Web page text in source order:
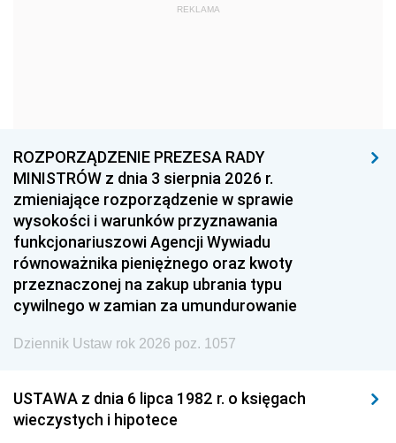
1957 1956
1954 1953
1951 1950
1948 1947
1945 1944 1939
1938 1937 1936
1935 1934
1929 1928 1927
REKLAMA
ROZPORZĄDZENIE PREZESA RADY
MINISTRÓW z dnia 3 sierpnia 2026 r.
zmieniające rozporządzenie w sprawie
wysokości i warunków przyznawania
funkcjonariuszowi Agencji Wywiadu
równoważnika pieniężnego oraz kwoty
przeznaczonej na zakup ubrania typu
cywilnego w zamian za umundurowanie
Dziennik Ustaw rok 2026 poz. 1057
USTAWA z dnia 6 lipca 1982 r. o księgach
wieczystych i hipotece